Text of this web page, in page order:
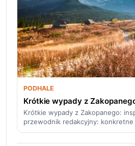
PODHALE
Krótkie wypady z
Krótkie wypady z Zakopanego:
przewodnik redakcyjny: